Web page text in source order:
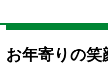
お年寄りの笑